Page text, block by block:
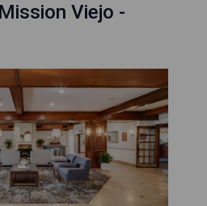
Viejo -